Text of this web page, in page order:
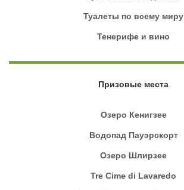
Туалеты по всему миру
Тенерифе и вино
Призовые места
Озеро Кенигзее
Водопад Пауэрскорт
Озеро Шлирзее
Tre Cime di Lavaredo